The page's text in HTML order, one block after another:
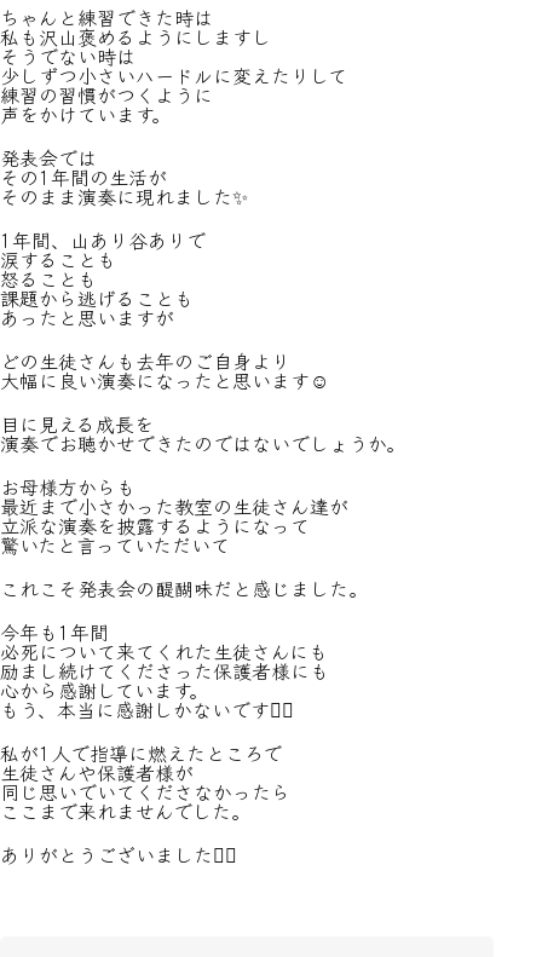
ちゃんと練習できた時は
私も沢山褒めるようにしますし
そうでない時は
少しずつ小さいハードルに変えたりして
練習の習慣がつくように
声をかけています。
発表会では
その1年間の生活が
そのまま演奏に現れました✨
1年間、山あり谷ありで
涙することも
怒ることも
課題から逃げることも
あったと思いますが
どの生徒さんも去年のご自身より
大幅に良い演奏になったと思います☺️
目に見える成長を
演奏でお聴かせできたのではないでしょうか。
お母様方からも
最近まで小さかった教室の生徒さん達が
立派な演奏を披露するようになって
驚いたと言っていただいて
これこそ発表会の醍醐味だと感じました。
今年も1年間
必死について来てくれた生徒さんにも
励まし続けてくださった保護者様にも
心から感謝しています。
もう、本当に感謝しかないです🙇‍♀️
私が1人で指導に燃えたところで
生徒さんや保護者様が
同じ思いでいてくださなかったら
ここまで来れませんでした。
ありがとうございました🙇‍♀️